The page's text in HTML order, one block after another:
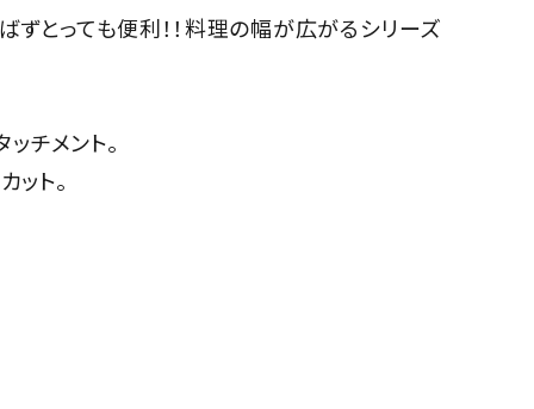
とっても便利！！料理の幅が広がるシリーズ
チメント。
ト。